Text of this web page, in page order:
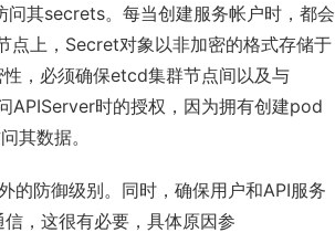
其secrets。每当创建服务帐户时，都会
上，Secret对象以非加密的格式存储于
，必须确保etcd集群节点间以及与
APIServer时的授权，因为拥有创建pod
其数据。
的防御级别。同时，确保用户和API服务
，这很有必要，具体原因参